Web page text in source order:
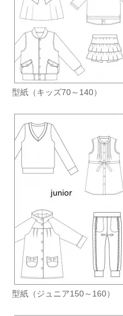
型紙（キッズ70～140）
型紙（ジュニア150～160）